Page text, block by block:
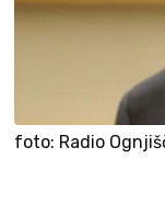
foto: Radio